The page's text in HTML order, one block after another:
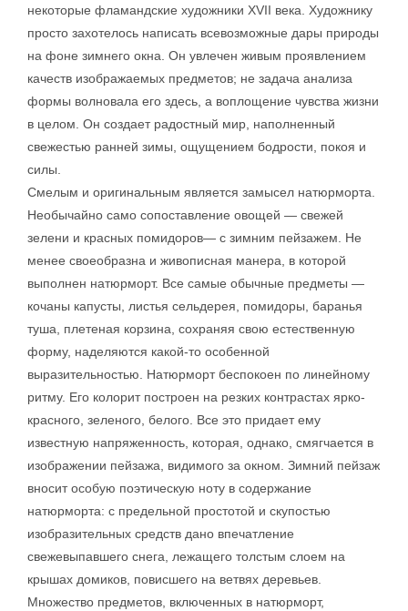
некоторые фламандские художники XVII века. Художнику
просто захотелось написать всевозможные дары природы
на фоне зимнего окна. Он увлечен живым проявлением
качеств изображаемых предметов; не задача анализа
формы волновала его здесь, а воплощение чувства жизни
в целом. Он создает радостный мир, наполненный
свежестью ранней зимы, ощущением бодрости, покоя и
силы.
Смелым и оригинальным является замысел натюрморта.
Необычайно само сопоставление овощей — свежей
зелени и красных помидоров— с зимним пейзажем. Не
менее своеобразна и живописная манера, в которой
выполнен натюрморт. Все самые обычные предметы —
кочаны капусты, листья сельдерея, помидоры, баранья
туша, плетеная корзина, сохраняя свою естественную
форму, наделяются какой-то особенной
выразительностью. Натюрморт беспокоен по линейному
ритму. Его колорит построен на резких контрастах ярко-
красного, зеленого, белого. Все это придает ему
известную напряженность, которая, однако, смягчается в
изображении пейзажа, видимого за окном. Зимний пейзаж
вносит особую поэтическую ноту в содержание
натюрморта: с предельной простотой и скупостью
изобразительных средств дано впечатление
свежевыпавшего снега, лежащего толстым слоем на
крышах домиков, повисшего на ветвях деревьев.
Множество предметов, включенных в натюрморт,